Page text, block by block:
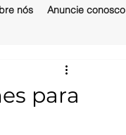
nós Anuncie conosco
para